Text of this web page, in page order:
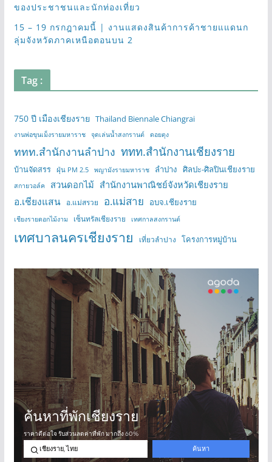
ของประชาชนและนักท่องเที่ยว
15 – 19 กรกฎาคมนี้ | งานแสดงสินค้าการค้าชายแแดนก
ลุ่มจังหวัดภาคเหนือตอนบน 2
Tag :
750 ปี เมืองเชียงราย Thailand Biennale Chiangrai
งานพ่อขุนเม็งรายมหาราช จุดเล่นน้ำสงกรานต์ ดอยตุง
ททท.สำนักงานลำปาง ททท.สำนักงานเชียงราย
บ้านจัดสรร ฝุ่น PM 2.5 พญามังรายมหาราช ลำปาง ศิลปะ-ศิลปินเชียงราย
สกายวอล์ค สวนดอกไม้ สำนักงานพาณิชย์จังหวัดเชียงราย
อ.เชียงแสน อ.แม่สรวย อ.แม่สาย อบจ.เชียงราย
เชียงรายดอกไม้งาม เซ็นทรัลเชียงราย เทศกาลสงกรานต์
เทศบาลนครเชียงราย เที่ยวลำปาง โครงการหมู่บ้าน